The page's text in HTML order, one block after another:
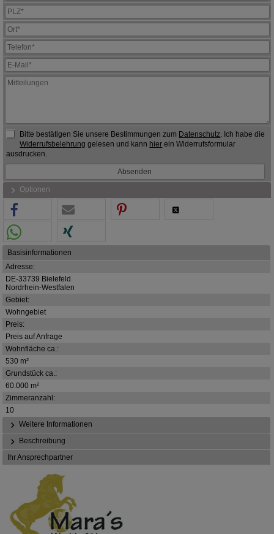
Bitte bestätigen Sie unsere Bestimmungen zum Datenschutz. Ich habe die
Widerrufsbelehrung gelesen und kann hier ein Widerrufsformular
ausdrucken.
Optionen
Basisinformationen
Adresse:
DE-33739 Bielefeld
Nordrhein-Westfalen
Gebiet:
Wohngebiet
Preis:
Preis auf Anfrage
Wohnfläche ca.:
530 m²
Grundstück ca.:
60.000 m²
Zimmeranzahl:
10
Weitere Informationen
Beschreibung
Ihr Ansprechpartner